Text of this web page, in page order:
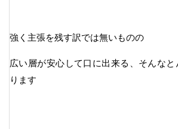
強く主張を残す訳では無いものの
広い層が安心して口に出来る、そんな
ります